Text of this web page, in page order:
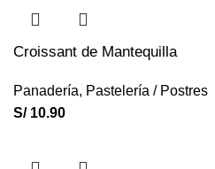
Croissant de Mantequilla
Panadería, Pastelería / Postres
S/10.90